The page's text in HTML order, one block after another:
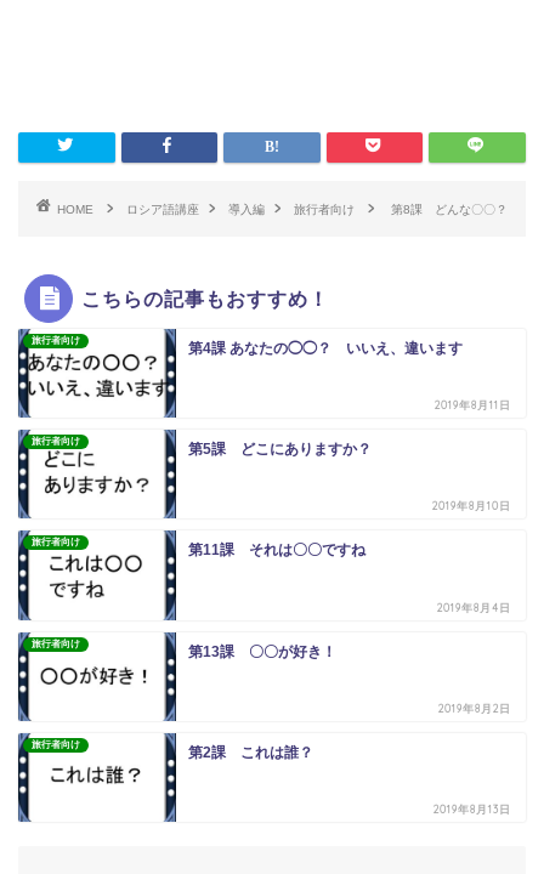
HOME ロシア語講座 導入編 旅行者向け 第8課 どんな〇〇？
こちらの記事もおすすめ！
旅行者向け 第4課 あなたの◯◯？ いいえ、違います
2019年8月11日
旅行者向け 第5課 どこにありますか？
2019年8月10日
旅行者向け 第11課 それは〇〇ですね
2019年8月4日
旅行者向け 第13課 〇〇が好き！
2019年8月2日
旅行者向け 第2課 これは誰？
2019年8月13日